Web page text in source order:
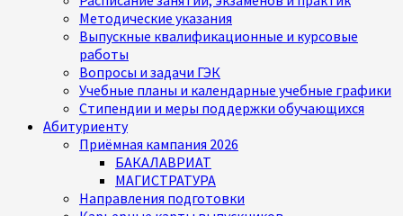
Методические указания
Выпускные квалификационные и курсовые
работы
Вопросы и задачи ГЭК
Учебные планы и календарные учебные графики
Стипендии и меры поддержки обучающихся
Абитуриенту
Приёмная кампания 2026
БАКАЛАВРИАТ
МАГИСТРАТУРА
Направления подготовки